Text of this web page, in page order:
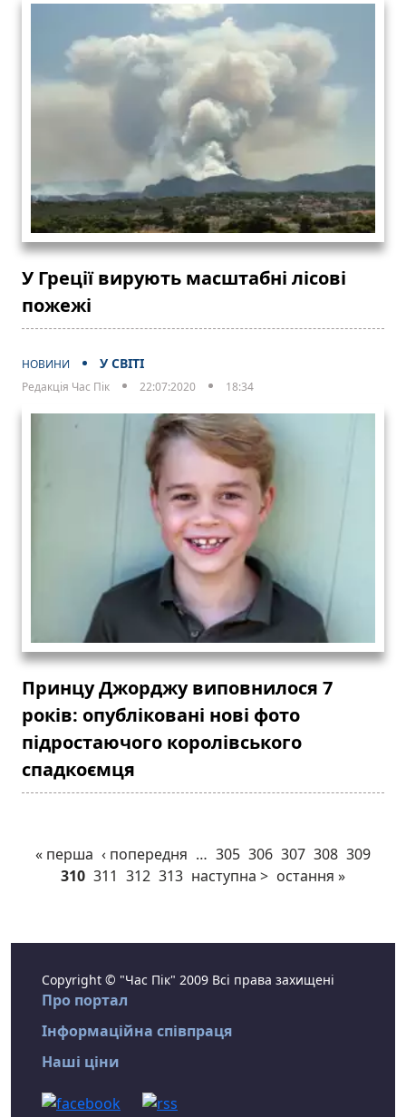
У Греції вирують масштабні лісові
пожежі
НОВИНИ У СВІТІ
Редакція Час Пік 22:07:2020 18:34
Принцу Джорджу виповнилося 7
років: опубліковані нові фото
підростаючого королівського
спадкоємця
« перша ‹ попередня … 305 306 307 308 309
310 311 312 313 наступна > остання »
Copyright © "Час Пік" 2009 Всі права захищені
Про портал
Інформаційна співпраця
Наші ціни